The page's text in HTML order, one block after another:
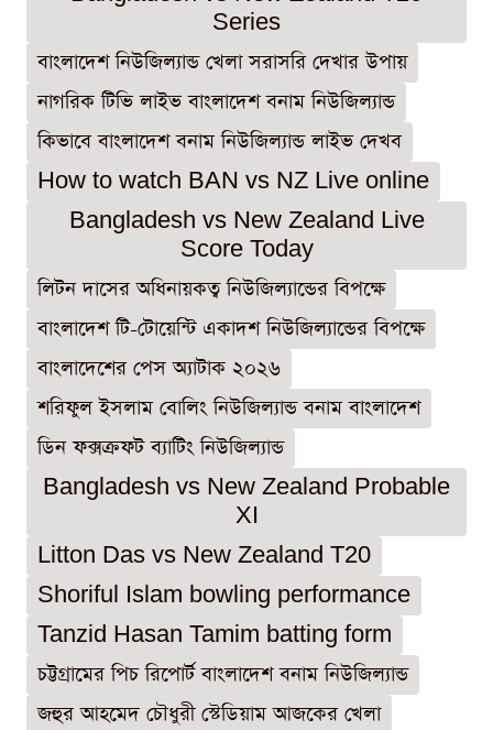
Series
বাংলাদেশ নিউজিল্যান্ড খেলা সরাসরি দেখার উপায়
নাগরিক টিভি লাইভ বাংলাদেশ বনাম নিউজিল্যান্ড
কিভাবে বাংলাদেশ বনাম নিউজিল্যান্ড লাইভ দেখব
How to watch BAN vs NZ Live online
Bangladesh vs New Zealand Live
Score Today
লিটন দাসের অধিনায়কত্ব নিউজিল্যান্ডের বিপক্ষে
বাংলাদেশ টি-টোয়েন্টি একাদশ নিউজিল্যান্ডের বিপক্ষে
বাংলাদেশের পেস অ্যাটাক ২০২৬
শরিফুল ইসলাম বোলিং নিউজিল্যান্ড বনাম বাংলাদেশ
ডিন ফক্সক্রফট ব্যাটিং নিউজিল্যান্ড
Bangladesh vs New Zealand Probable
XI
Litton Das vs New Zealand T20
Shoriful Islam bowling performance
Tanzid Hasan Tamim batting form
চট্টগ্রামের পিচ রিপোর্ট বাংলাদেশ বনাম নিউজিল্যান্ড
জহুর আহমেদ চৌধুরী স্টেডিয়াম আজকের খেলা